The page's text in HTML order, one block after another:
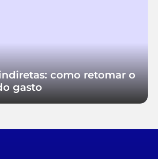
como retomar o
gasto